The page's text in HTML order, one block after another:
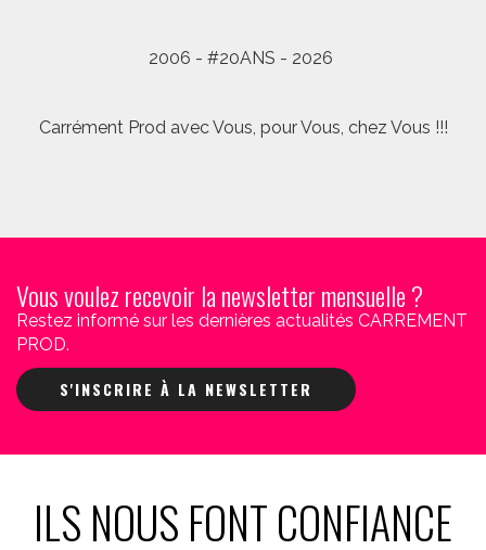
2006 - #20ANS - 2026
Carrément Prod avec Vous, pour Vous, chez Vous !!!
Vous voulez recevoir la newsletter mensuelle ?
Restez informé sur les dernières actualités CARREMENT
PROD.
S'INSCRIRE À LA NEWSLETTER
ILS NOUS FONT CONFIANCE